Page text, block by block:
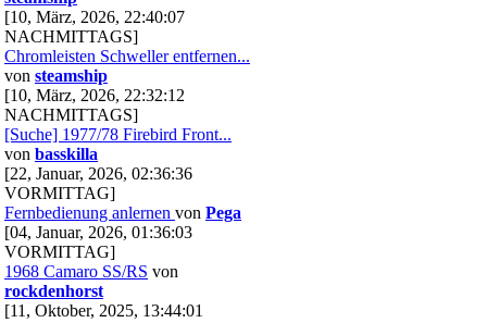
[10, März, 2026, 22:40:07
NACHMITTAGS]
Chromleisten Schweller entfernen...
von steamship
[10, März, 2026, 22:32:12
NACHMITTAGS]
[Suche] 1977/78 Firebird Front...
von basskilla
[22, Januar, 2026, 02:36:36
VORMITTAG]
Fernbedienung anlernen von Pega
[04, Januar, 2026, 01:36:03
VORMITTAG]
1968 Camaro SS/RS von
rockdenhorst
[11, Oktober, 2025, 13:44:01